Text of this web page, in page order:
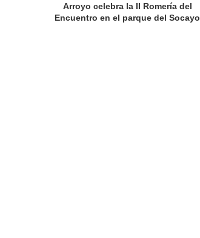
Arroyo celebra la II Romería del
Encuentro en el parque del Socayo